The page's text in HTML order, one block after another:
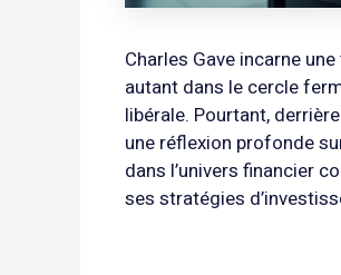
Charles Gave incarne
autant dans le cercle
libérale. Pourtant,
une réflexion profonde
dans l’univers financier
ses stratégies